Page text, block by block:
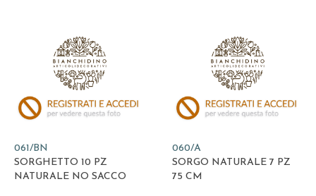
061/BN
SORGHETTO 10 PZ
NATURALE NO SACCO
060/A
SORGO NATURALE 7 PZ
75 CM